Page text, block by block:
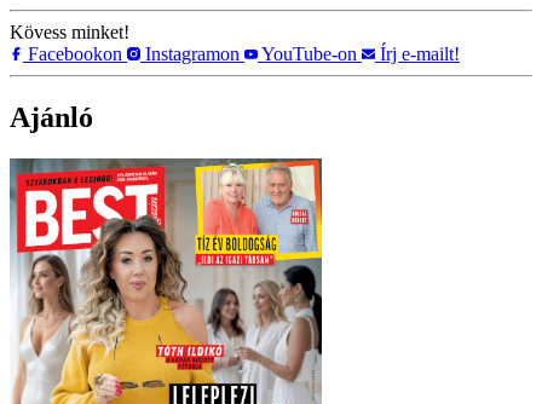
Kövess minket!
Facebookon
Instagramon YouTube-on Írj e-mailt!
Ajánló